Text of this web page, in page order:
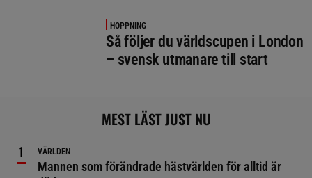
HOPPNING
Så följer du världscupen i London
– svensk utmanare till start
MEST LÄST JUST NU
VÄRLDEN
Mannen som förändrade hästvärlden för alltid är